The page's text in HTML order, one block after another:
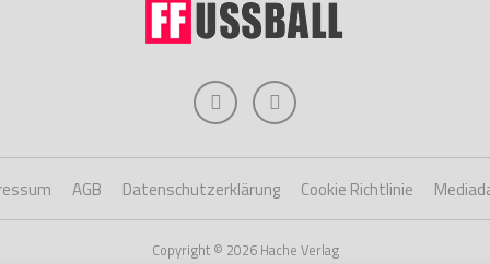
AGB Datenschutzerklärung Cookie Richtlinie
Copyright © 2026 Hache Verlag